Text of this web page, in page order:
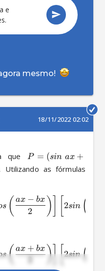
e
mesmo!
18/11/2022 02:02
que
P = (sin ax +
Utilizando as fórmulas
( 2
ax − bx ) 2sin (
( 2
ax + bx )] [2sin (